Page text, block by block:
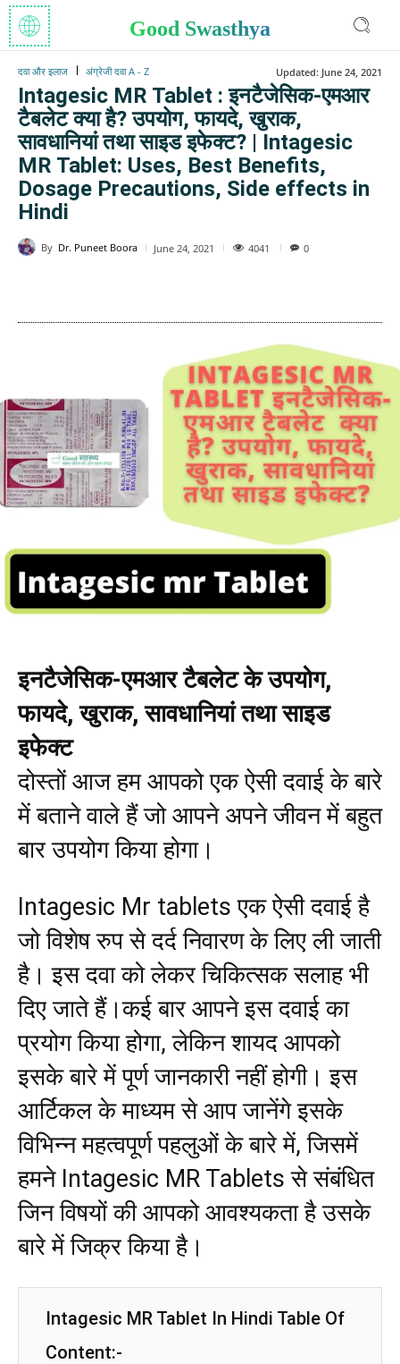
Good Swasthya
दवा और इलाज अंग्रेजी दवा A - Z Updated: June 24, 2021
Intagesic MR Tablet : इनटैजेसिक-एमआर
टैबलेट क्या है? उपयोग, फायदे, खुराक,
सावधानियां तथा साइड इफेक्ट? | Intagesic
MR Tablet: Uses, Best Benefits,
Dosage Precautions, Side effects in
Hindi
By Dr. Puneet Boora June 24, 2021 4041 0
इनटैजेसिक-एमआर टैबलेट के उपयोग,
फायदे, खुराक, सावधानियां तथा साइड
इफेक्ट
दोस्तों आज हम आपको एक ऐसी दवाई के बारे
में बताने वाले हैं जो आपने अपने जीवन में बहुत
बार उपयोग किया होगा।
Intagesic Mr tablets एक ऐसी दवाई है
जो विशेष रुप से दर्द निवारण के लिए ली जाती
है। इस दवा को लेकर चिकित्सक सलाह भी
दिए जाते हैं।कई बार आपने इस दवाई का
प्रयोग किया होगा, लेकिन शायद आपको
इसके बारे में पूर्ण जानकारी नहीं होगी। इस
आर्टिकल के माध्यम से आप जानेंगे इसके
विभिन्न महत्वपूर्ण पहलुओं के बारे में, जिसमें
हमने Intagesic MR Tablets से संबंधित
जिन विषयों की आपको आवश्यकता है उसके
बारे में जिक्र किया है।
Intagesic MR Tablet In Hindi Table Of
Content:-